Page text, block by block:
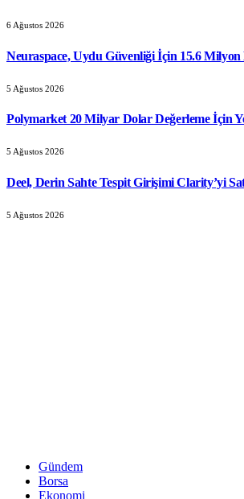
6 Ağustos 2026
Neuraspace, Uydu Güvenliği İçin 15.6 Milyon
5 Ağustos 2026
Polymarket 20 Milyar Dolar Değerleme İçin
5 Ağustos 2026
Deel, Derin Sahte Tespit Girişimi Clarity’yi
5 Ağustos 2026
Gündem
Borsa
Ekonomi